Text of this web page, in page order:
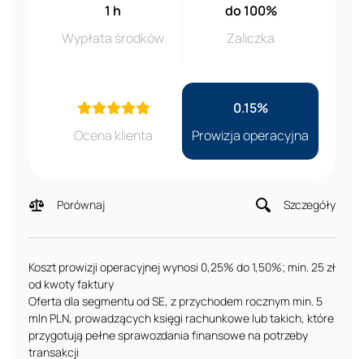
1 h
Wypłata środków
do 100%
Zaliczka
Ocena klienta
0.15%
Prowizja operacyjna
Porównaj Szczegóły
Koszt prowizji operacyjnej wynosi 0,25% do 1,50%; min. 25 zł
od kwoty faktury
Oferta dla segmentu od SE, z przychodem rocznym min. 5
mln PLN, prowadzących księgi rachunkowe lub takich, które
przygotują pełne sprawozdania finansowe na potrzeby
transakcji